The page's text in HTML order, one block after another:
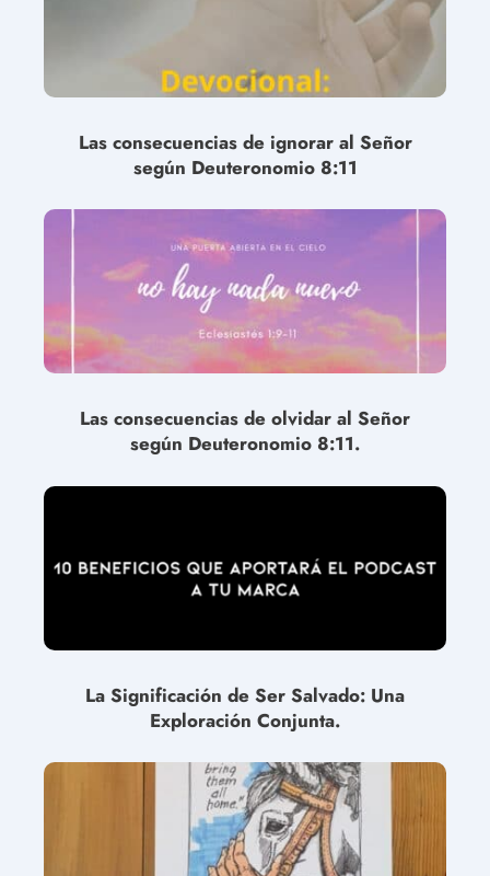
Las consecuencias de ignorar al Señor
según Deuteronomio 8:11
Las consecuencias de olvidar al Señor
según Deuteronomio 8:11.
La Significación de Ser Salvado: Una
Exploración Conjunta.